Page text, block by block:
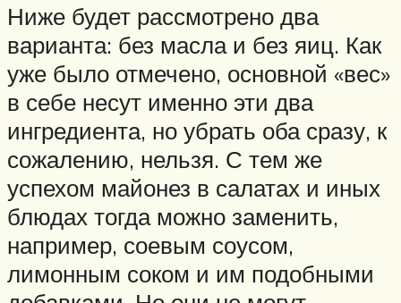
Ниже будет рассмотрено два
варианта: без масла и без яиц. Как
уже было отмечено, основной «вес»
в себе несут именно эти два
ингредиента, но убрать оба сразу, к
сожалению, нельзя. С тем же
успехом майонез в салатах и иных
блюдах тогда можно заменить,
например, соевым соусом,
лимонным соком и им подобными